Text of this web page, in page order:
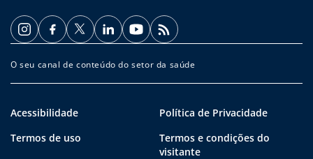
O seu canal de conteúdo do setor da saúde
Acessibilidade
Política de Privacidade
Termos de uso
Termos e condições do
visitante